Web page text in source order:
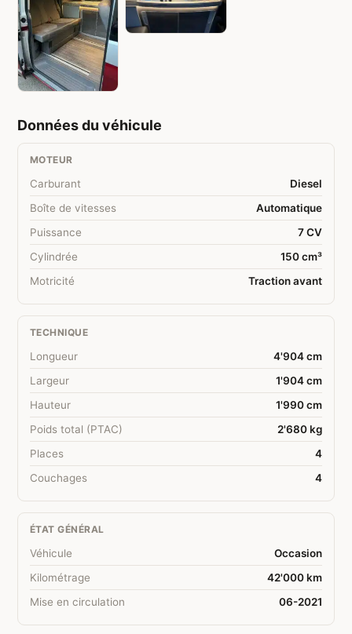
Données du véhicule
MOTEUR
Carburant
Diesel
Boîte de vitesses
Automatique
Puissance
7 CV
Cylindrée
150 cm³
Motricité
Traction avant
TECHNIQUE
Longueur
4'904 cm
Largeur
1'904 cm
Hauteur
1'990 cm
Poids total (PTAC)
2'680 kg
Places
4
Couchages
4
ÉTAT GÉNÉRAL
Véhicule
Occasion
Kilométrage
42'000 km
Mise en circulation
06-2021